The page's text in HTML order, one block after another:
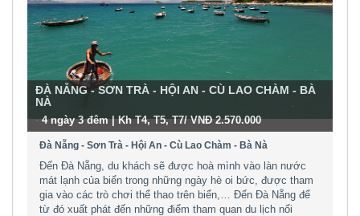
ĐÀ NẴNG - SƠN TRÀ - HỘI AN - CÙ LAO CHÀM - BÀ
NÀ
-4 ngày 3 đêm | Kh T4, T5, T7/ VNĐ 2.570.000
Đà Nẵng - Sơn Trà - Hội An - Cù Lao Chàm - Bà Nà
Đến Đà Nẵng, du khách sẽ được hoà mình vào làn nước
mát lạnh của biển trong những ngày hè oi bức, được tham
gia vào các trò chơi thể thao trên biển,… Đến Đà Nẵng để
từ đó xuất phát đến những điểm tham quan du lịch nổi